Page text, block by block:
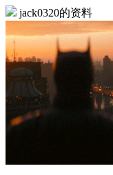
jack0320的资料